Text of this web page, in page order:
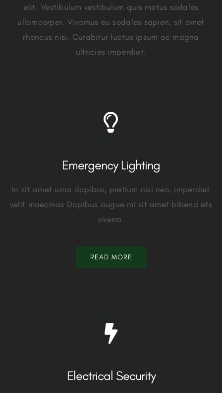
elit. Vestibulum vestibulum quis metus sodales
ullamcorper. Vivamus eu sodales sapien, sit amet
rhoncus nisi. Curabitur luctus ipsum ac magna
ultricies imperdiet.
Emergency Lighting
In sit amet urna dapibus, pretium nisi nec, imperdiet
velit maecinas Dapibus augue mi sit amet bibend ets
viverra.
READ MORE
Electrical Security